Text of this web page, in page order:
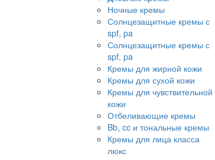
Ночные кремы
Солнцезащитные кремы с
spf, pa
Солнцезащитные кремы с
spf, pa
Кремы для жирной кожи
Кремы для сухой кожи
Кремы для чувствительной
кожи
Отбеливающие кремы
Bb, cc и тональные кремы
Кремы для лица класса
люкс